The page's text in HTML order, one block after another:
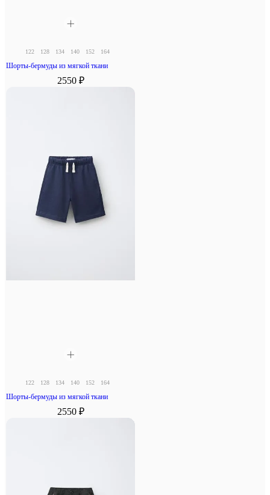
122 128 134 140 152 164
Шорты-бермуды из мягкой ткани
2550 ₽
122 128 134 140 152 164
Шорты-бермуды из мягкой ткани
2550 ₽